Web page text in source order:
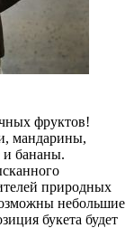
фруктов!
мандарины,
и бананы.
природных
небольшие
букета будет